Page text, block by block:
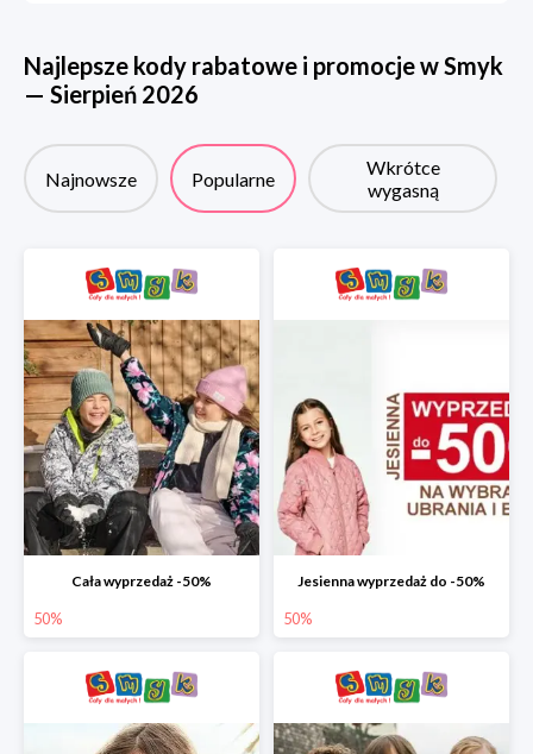
Najlepsze kody rabatowe i promocje wSmyk
— Sierpień 2026
Najnowsze Popularne
Wkrótce
wygasną
Cała wyprzedaż -50%
50%
Jesienna wyprzedaż do -50%
50%